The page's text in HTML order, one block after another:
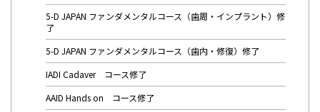
5-D JAPAN ファンダメンタルコース（歯周・インプラント）修
了
5-D JAPAN ファンダメンタルコース（歯内・修復）修了
IADI Cadaver コース修了
AAID Hands on コース修了